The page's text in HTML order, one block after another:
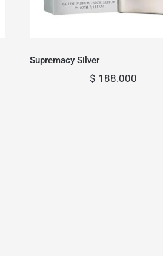
Supremacy Silver
$ 188.000